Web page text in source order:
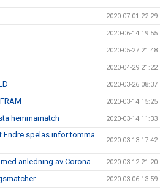
2020-07-01 22:29
2020-06-14 19:55
2020-05-27 21:48
2020-04-29 21:22
2020-03-26 08:37
2020-03-14 15:25
hemmamatch 2020-03-14 11:33
Endre spelas inför tomma
2020-03-13 17:42
anledning av Corona 2020-03-12 21:20
2020-03-06 13:59